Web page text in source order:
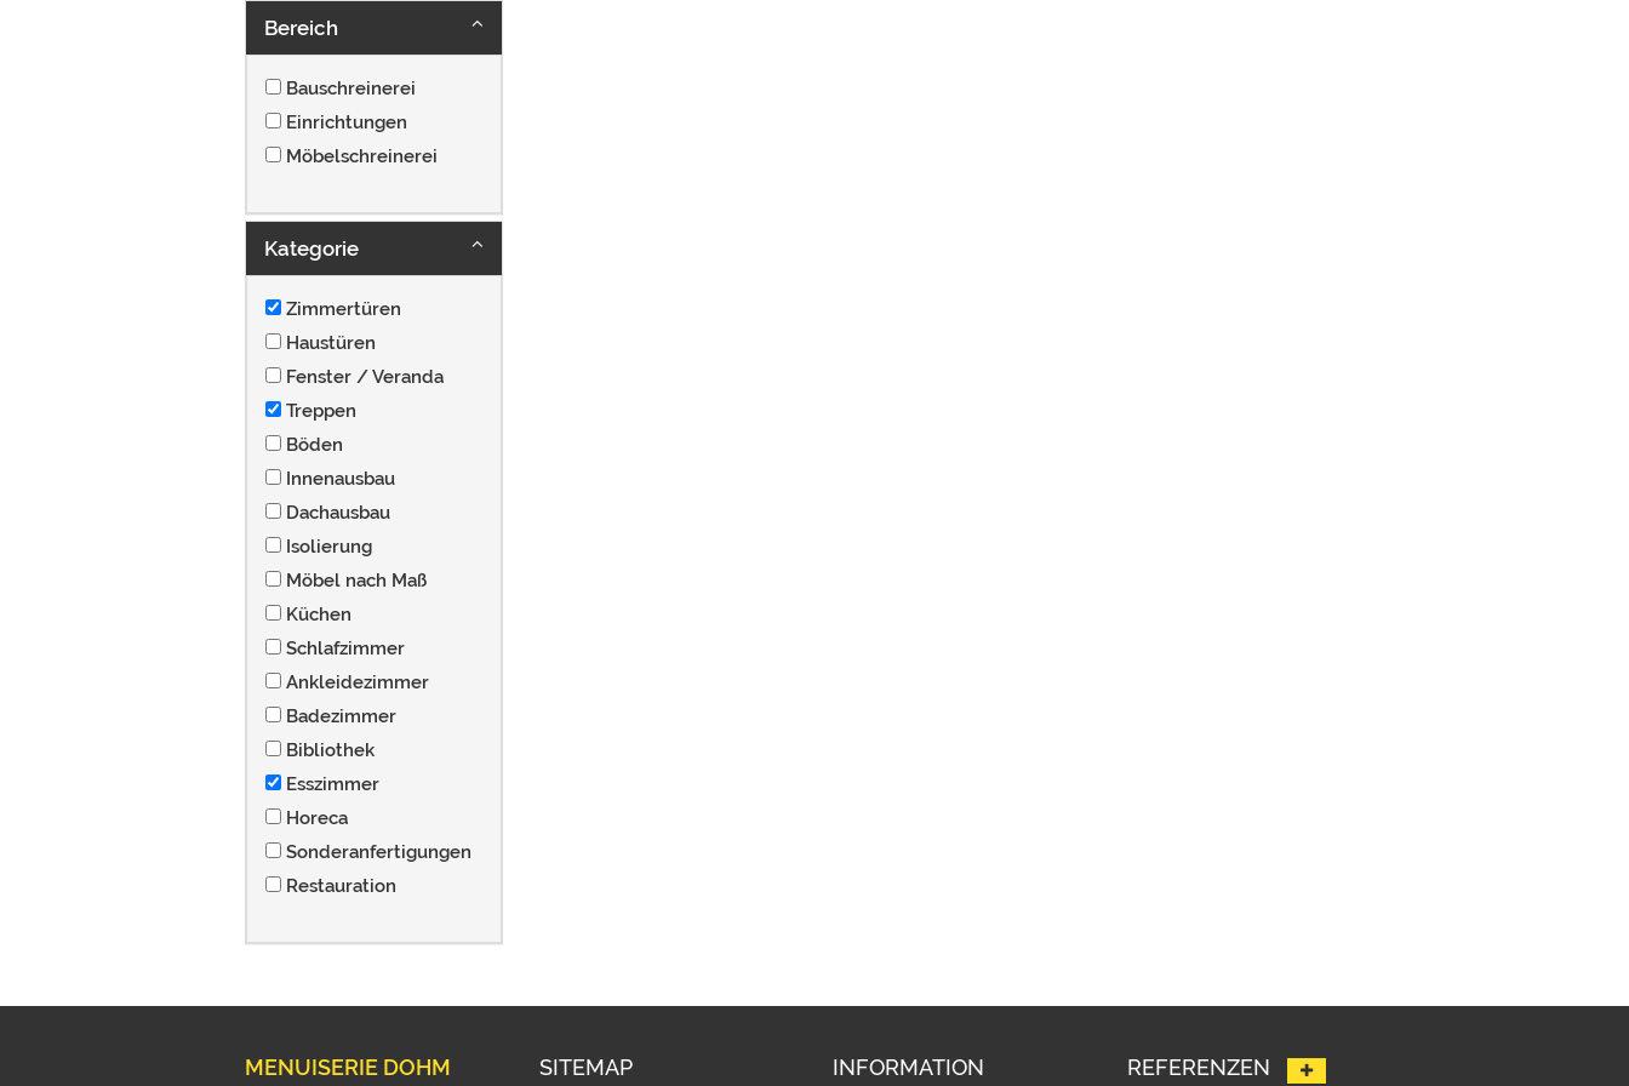
Bereich
Bauschreinerei
Einrichtungen
Möbelschreinerei
Kategorie
Zimmertüren
Haustüren
Fenster / Veranda
Treppen
Böden
Innenausbau
Dachausbau
Isolierung
Möbel nach Maß
Küchen
Schlafzimmer
Ankleidezimmer
Badezimmer
Bibliothek
Esszimmer
Horeca
Sonderanfertigungen
Restauration
MENUISERIE DOHM SITEMAP INFORMATION REFERENZEN